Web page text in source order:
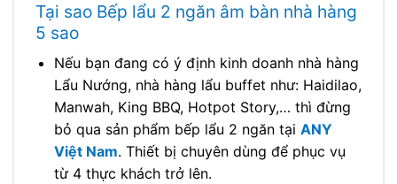
Tại sao Bếp lẩu 2 ngăn âm bàn nhà hàng
5 sao
Nếu bạn đang có ý định kinh doanh nhà hàng
Lẩu Nướng, nhà hàng lẩu buffet như: Haidilao,
Manwah, King BBQ, Hotpot Story,… thì đừng
bỏ qua sản phẩm bếp lẩu 2 ngăn tại ANY
Việt Nam. Thiết bị chuyên dùng để phục vụ
từ 4 thực khách trở lên.